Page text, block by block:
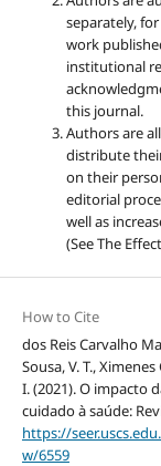
separately,
work
institutional
this journal.
Authors are
distribute
on their
editorial
well as
(See The
How to Cite
dos Reis Carvalho
Sousa, V. T.,
I. (2021). O impacto
cuidado à saúde:
https://
w/6559